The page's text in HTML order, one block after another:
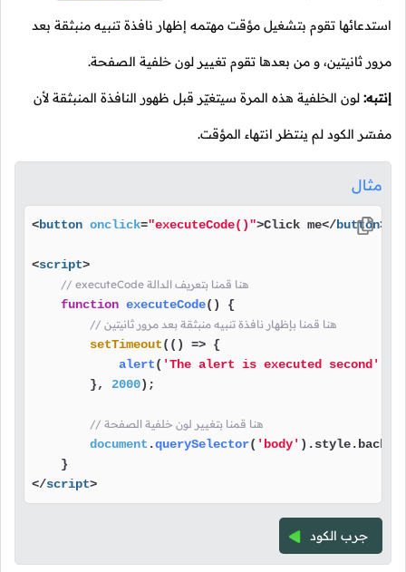
استدعائها تقوم بتشغيل مؤقت مهتمه إظهار نافذة تنبيه منبثقة بعد
مرور ثانيتين، و من بعدها تقوم تغيير لون خلفية الصفحة.
إنتبه: لون الخلفية هذه المرة سيتغيّر قبل ظهور النافذة المنبثقة لأن
مفسّر الكود لم ينتظر انتهاء المؤقت.
مثال
<button onclick="executeCode()">Click me</button>
<script>
// executeCode هنا قمنا بتعريف الدالة
function executeCode( ) {
// هنا قمنا بإظهار نافذة تنبيه منبثقة بعد مرور ثانيتين
setTimeout( () => {
alert( 'The alert is executed second'
        },
2000);
// هنا قمنا بتغيير لون خلفية الصفحة
document .querySelector( 'body' ).style.
</script>
جرب الكود